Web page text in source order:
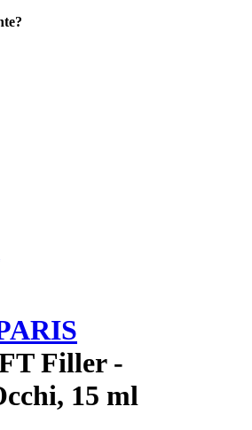
Filler -
15 ml